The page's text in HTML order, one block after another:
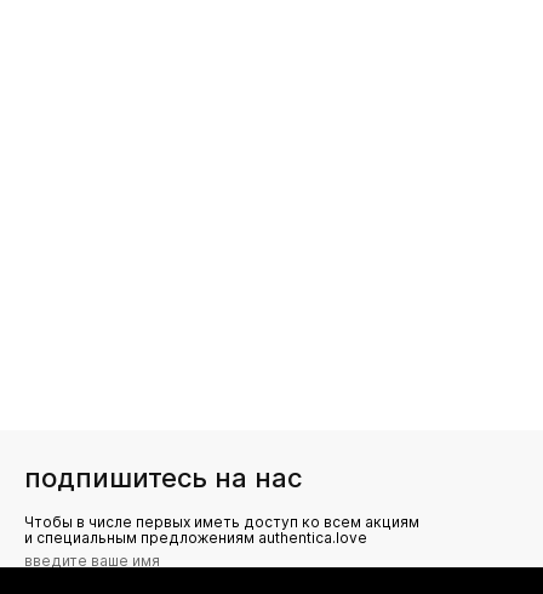
подпишитесь на нас
Чтобы в числе первых иметь доступ ко всем акциям
и специальным предложениям authentica.love